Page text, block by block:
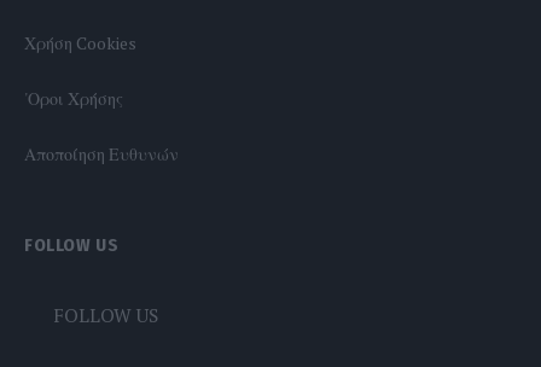
Χρήση Cookies
'Οροι Χρήσης
Αποποίηση Ευθυνών
FOLLOW US
FOLLOW US